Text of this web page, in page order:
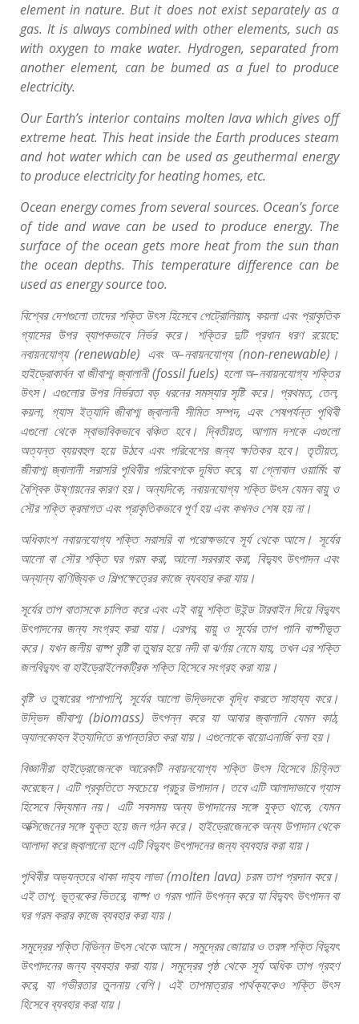
element in nature. But it does not exist separately as a
gas. It is always combined with other elements, such as
with oxygen to make water. Hydrogen, separated from
another element, can be bumed as a fuel to produce
electricity.
Our Earth’s interior contains molten lava which gives off
extreme heat. This heat inside the Earth produces steam
and hot water which can be used as geuthermal energy
to produce electricity for heating homes, etc.
Ocean energy comes from several sources. Ocean’s force
of tide and wave can be used to produce energy. The
surface of the ocean gets more heat from the sun than
the ocean depths. This temperature difference can be
used as energy source too.
বিশ্বের দেশগুলো তাদের শক্তি উৎস হিসেবে পেট্রোলিয়াম, কয়লা এবং প্রাকৃতিক
গ্যাসের উপর ব্যাপকভাবে নির্ভর করে। শক্তির দুটি প্রধান ধরণ রয়েছে:
নবায়নযোগ্য(renewable) এবং অ–নবায়নযোগ্য(non-renewable) ।
হাইড্রোকার্বন বা জীবাশ্ম জ্বালানী(fossil fuels) হলো অ–নবায়নযোগ্য শক্তির
উৎস। এগুলোর উপর নির্ভরতা বড় ধরনের সমস্যার সৃষ্টি করে। প্রথমত, তেল,
কয়লা, গ্যাস ইত্যাদি জীবাশ্ম জ্বালানী সীমিত সম্পদ, এবং শেষপর্যন্ত পৃথিবী
এগুলো থেকে স্বাভাবিকভাবে বঞ্চিত হবে। দ্বিতীয়ত, আগাম দশকে এগুলো
অত্যন্ত ব্যয়বহুল হয়ে উঠবে এবং পরিবেশের জন্য ক্ষতিকর হবে। তৃতীয়ত,
জীবাশ্ম জ্বালানী সরাসরি পৃথিবীর পরিবেশকে দূষিত করে, যা গ্লোবাল ওয়ার্মিং বা
বৈশ্বিক উষ্ণায়নের কারণ হয়। অন্যদিকে, নবায়নযোগ্য শক্তি উৎস যেমন বায়ু ও
সৌর শক্তি ক্রমাগত এবং প্রাকৃতিকভাবে পূর্ণহয় এবং কখনও শেষ হয় না।
অধিকাংশ নবায়নযোগ্য শক্তি সরাসরি বা পরোক্ষভাবে সূর্য থেকে আসে। সূর্যের
আলো বা সৌর শক্তি ঘর গরম করা, আলো সরবরাহ করা, বিদ্যুৎ উৎপাদন এবং
অন্যান্য বাণিজ্যিক ও শিল্পক্ষেত্রের কাজে ব্যবহার করা যায়।
সূর্যের তাপ বাতাসকে চালিত করে এবং এই বায়ু শক্তি উইন্ড টারবাইন দিয়ে বিদ্যুৎ
উৎপাদনের জন্য সংগ্রহ করা যায়। এরপর, বায়ু ও সূর্যের তাপ পানি বাষ্পীভূত
করে। যখন জলীয় বাষ্প বৃষ্টি বা তুষার হয়ে নদী বা ঝর্ণায় নেমে যায়, তখন এর শক্তি
জলবিদ্যুৎ বা হাইড্রোইলেকট্রিক শক্তি হিসেবে সংগ্রহ করা যায়।
বৃষ্টি ও তুষারের পাশাপাশি, সূর্যের আলো উদ্ভিদকে বৃদ্ধি করতে সাহায্য করে।
উদ্ভিদ জীবাশ্ম(biomass) উৎপন্ন করে যা আবার জ্বালানি যেমন কাঠ,
অ্যালকোহল ইত্যাদিতে রূপান্তরিত করা যায়। এগুলোকে বায়োএনার্জিবলা হয়।
বিজ্ঞানীরা হাইড্রোজেনকে আরেকটি নবায়নযোগ্য শক্তি উৎস হিসেবে চিহ্নিত
করেছেন। এটি প্রকৃতিতে সবচেয়ে প্রচুর উপাদান। তবে এটি আলাদাভাবে গ্যাস
হিসেবে বিদ্যমান নয়। এটি সবসময় অন্য উপাদানের সঙ্গে যুক্ত থাকে, যেমন
অক্সিজেনের সঙ্গে যুক্ত হয়ে জল গঠন করে। হাইড্রোজেনকে অন্য উপাদান থেকে
আলাদা করে জ্বালানো হলে এটি বিদ্যুৎ উৎপাদনের জন্য ব্যবহার করা যায়।
পৃথিবীর অভ্যন্তরে থাকা দাহ্য লাভা(molten lava) চরম তাপ প্রদান করে।
এই তাপ, ভূত্বকের ভিতরে, বাষ্প ও গরম পানি উৎপন্ন করে যা বিদ্যুৎ উৎপাদন বা
ঘর গরম করার কাজে ব্যবহার করা যায়।
সমুদ্রের শক্তি বিভিন্ন উৎস থেকে আসে। সমুদ্রের জোয়ার ও তরঙ্গ শক্তি বিদ্যুৎ
উৎপাদনের জন্য ব্যবহার করা যায়। সমুদ্রের পৃষ্ঠ থেকে সূর্য অধিক তাপ গ্রহণ
করে, যা গভীরতার তুলনায় বেশি। এই তাপমাত্রার পার্থক্যকেও শক্তি উৎস
হিসেবে ব্যবহার করা যায়।